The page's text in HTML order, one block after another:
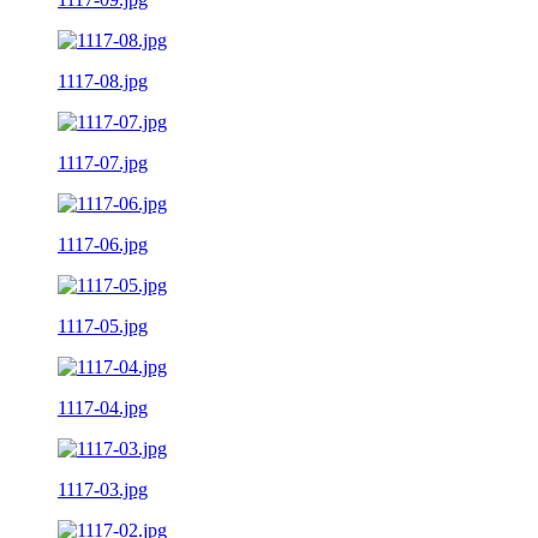
1117-08.jpg
1117-07.jpg
1117-06.jpg
1117-05.jpg
1117-04.jpg
1117-03.jpg